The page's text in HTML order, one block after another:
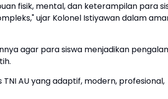
fisik, mental, dan keterampilan para
ujar Kolonel Istiyawan dalam
agar para siswa menjadikan
AU yang adaptif, modern, profesional,